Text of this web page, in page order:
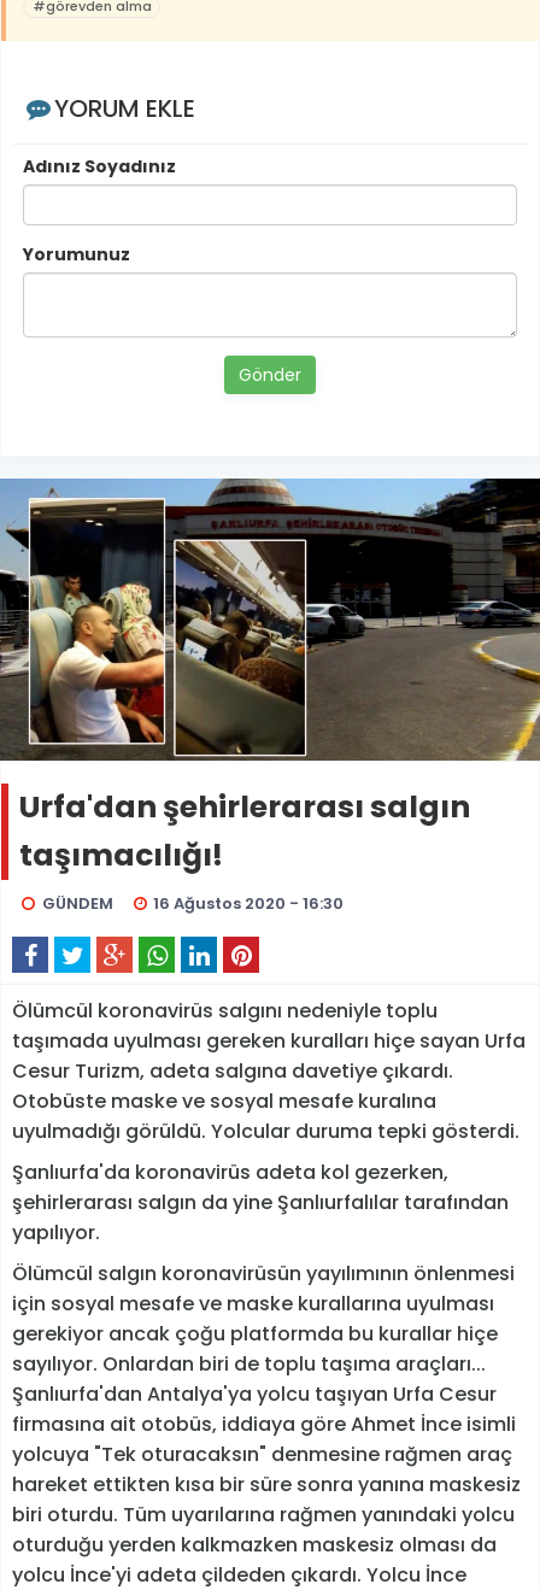
#görevden alma
YORUM EKLE
Adınız Soyadınız
Yorumunuz
Gönder
Urfa'dan şehirlerarası salgın
taşımacılığı!
GÜNDEM 16 Ağustos 2020 - 16:30
Ölümcül koronavirüs salgını nedeniyle toplu
taşımada uyulması gereken kuralları hiçe sayan Urfa
Cesur Turizm, adeta salgına davetiye çıkardı.
Otobüste maske ve sosyal mesafe kuralına
uyulmadığı görüldü. Yolcular duruma tepki gösterdi.
Şanlıurfa'da koronavirüs adeta kol gezerken,
şehirlerarası salgın da yine Şanlıurfalılar tarafından
yapılıyor.
Ölümcül salgın koronavirüsün yayılımının önlenmesi
için sosyal mesafe ve maske kurallarına uyulması
gerekiyor ancak çoğu platformda bu kurallar hiçe
sayılıyor. Onlardan biri de toplu taşıma araçları...
Şanlıurfa'dan Antalya'ya yolcu taşıyan Urfa Cesur
firmasına ait otobüs, iddiaya göre Ahmet İnce isimli
yolcuya "Tek oturacaksın" denmesine rağmen araç
hareket ettikten kısa bir süre sonra yanına maskesiz
biri oturdu. Tüm uyarılarına rağmen yanındaki yolcu
oturduğu yerden kalkmazken maskesiz olması da
yolcu İnce'yi adeta çildeden çıkardı. Yolcu İnce